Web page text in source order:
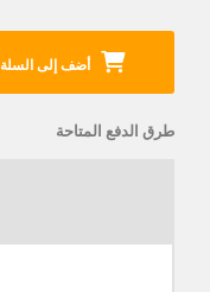
أضف إلى السلة
طرق الدفع المتاحة